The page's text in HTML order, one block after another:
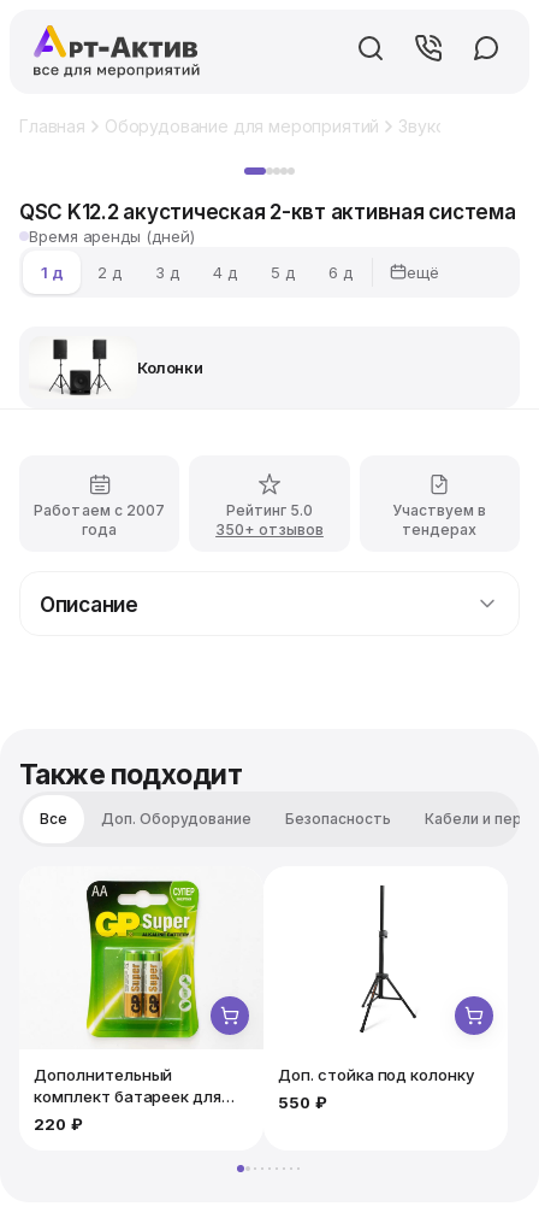
Главная Оборудование для мероприятий Звуковое
QSC K12.2 акустическая 2-квт активная система
Время аренды (дней)
1 д
2 д 3 д 4 д 5 д 6 д ещё
Колонки
Работаем с 2007
года
Рейтинг 5.0
350+ отзывов
Участвуем в
тендерах
Описание
Также подходит
Все Доп. Оборудование Безопасность Кабели и
Дополнительный
комплект батареек для
микрофона. 2шт
220 ₽
Доп. стойка под колонку
550 ₽